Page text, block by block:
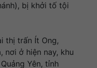
bị khởi tố tội
thị trấn Ít Ong,
nơi ở hiện nay, khu
Yên, tỉnh